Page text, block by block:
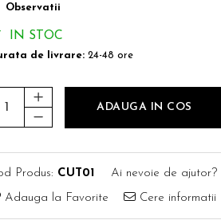
Observatii
IN STOC
de livrare: 24-48 ore
ADAUGA IN COS
Produs: CUT01 Ai nevoie de ajutor?
Adauga la Favorite Cere informatii